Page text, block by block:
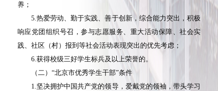
养；
5.热爱劳动、勤于实践、善于创新，综合能力突出，积极
响应党团组织号召，参与志愿服务、重大活动保障、社会实
践、社区（村）报到等社会活动表现突出的优先考虑；
6.获得校级三好学生标兵及以上荣誉的。
（二）“北京市优秀学生干部”条件
1.坚决拥护中国共产党的领导，爱戴党的领袖，带头学习